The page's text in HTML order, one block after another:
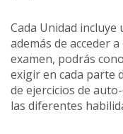
Cada Unidad incluye
además de acceder
examen, podrás
exigir en cada parte
de ejercicios de
las diferentes